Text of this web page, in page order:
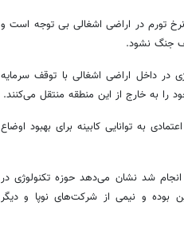
نرخ تورم در اراضی اشغالی بی توجه است و
جنگ نشود.
تکنولوژی در داخل اراضی اشغالی با توقف سرمایه
به خارج از این منطقه منتقل می‌کنند.
به توانایی کابینه برای بهبود اوضاع
اوت میان ۲۳۰ شرکت و ۴۹ سرمایه گذار انجام شد نشان می‌دهد حوزه تکنولوژی در
بوده و نیمی از شرکت‌های نوپا و دیگر